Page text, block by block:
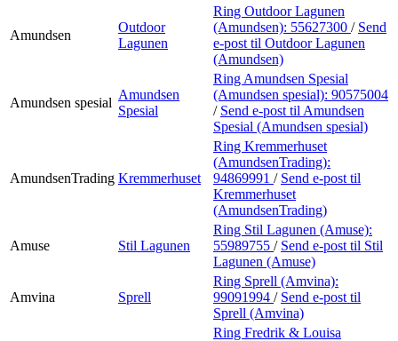
Amundsen
Outdoor
Lagunen
Ring Outdoor Lagunen
(Amundsen): 55627300 / Send
e-post til Outdoor Lagunen
(Amundsen)
Amundsen spesial
Amundsen
Spesial
Ring Amundsen Spesial
(Amundsen spesial): 90575004
/ Send e-post til Amundsen
Spesial (Amundsen spesial)
AmundsenTrading Kremmerhuset
Ring Kremmerhuset
(AmundsenTrading):
94869991 / Send e-post til
Kremmerhuset
(AmundsenTrading)
Amuse Stil Lagunen
Ring Stil Lagunen (Amuse):
55989755 / Send e-post til Stil
Lagunen (Amuse)
Amvina Sprell
Ring Sprell (Amvina):
99091994 / Send e-post til
Sprell (Amvina)
Ring Fredrik & Louisa